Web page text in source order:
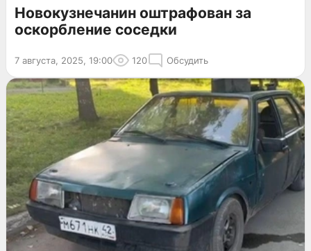
Новокузнечанин оштрафован за
оскорбление соседки
7 августа, 2025, 19:00 120 Обсудить